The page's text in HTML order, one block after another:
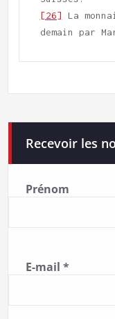
[26] La
demain par
Recevoir les
Prénom
E-mail *